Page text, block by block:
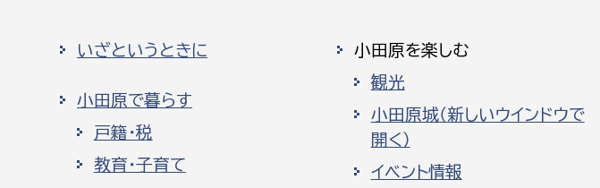
いざというときに
小田原で暮らす
戸籍・税
教育・子育て
小田原を楽しむ
観光
小田原城（新しいウインドウで
開く）
イベント情報